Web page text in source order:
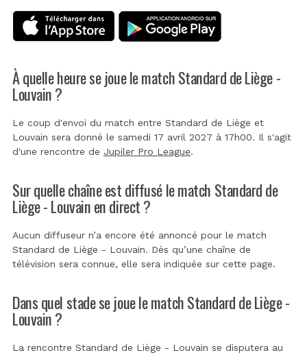
À quelle heure se joue le match Standard de Liège -
Louvain ?
Le coup d'envoi du match entre Standard de Liège et
Louvain sera donné le samedi 17 avril 2027 à 17h00. Il s'agit
d'une rencontre de Jupiler Pro League.
Sur quelle chaîne est diffusé le match Standard de
Liège - Louvain en direct ?
Aucun diffuseur n’a encore été annoncé pour le match
Standard de Liège - Louvain. Dès qu’une chaîne de
télévision sera connue, elle sera indiquée sur cette page.
Dans quel stade se joue le match Standard de Liège -
Louvain ?
La rencontre Standard de Liège - Louvain se disputera au